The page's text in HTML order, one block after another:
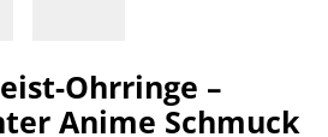
Ohrringe –
Anime Schmuck